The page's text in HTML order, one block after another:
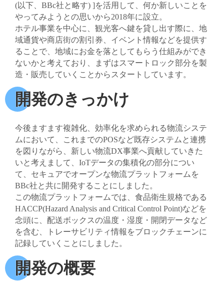
(以下、BBc社と略す) ]を活用して、何か新しいことを
やってみようとの思いから2018年に設立。
ホテル事業を中心に、観光客へ鍵を貸し出す際に、地
域通貨や商店街の割引券、イベント情報などを提供す
ることで、地域にお金を落としてもらう仕組みができ
ないかと考えており、まずはスマートロック部分を製
造・販売していくことからスタートしています。
開発のきっかけ
今後ますます複雑化、効率化を求められる物流システ
ムにおいて、これまでのPOSなど既存システムと連携
を図りながら、新しい物流DX事業へ貢献していきた
いと考えまして、IoTデータの集積化の部分につい
て、セキュアでオープンな物流プラットフォームを
BBc社と共に開発することにしました。
この物流プラットフォームでは、食品衛生規格である
HACCP(Hazard Analysis and Critical Control Point)などを
念頭に、配送ボックスの温度・湿度・開閉データなど
を含む、トレーサビリティ情報をブロックチェーンに
記録していくことにしました。
開発の概要